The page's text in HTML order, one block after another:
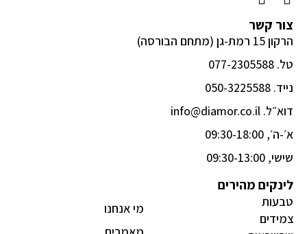
a
c
e
b
o
o
k
f
n
s
t
a
g
r
a
צור קשר
הרקון 15 רמת-גן (מתחם הבורסה)
טל. 077-2305588
נייד. 050-3225588
דוא״ל. info@diamor.co.il
א׳-ה׳, 09:30-18:00
שישי, 09:30-13:00
מי אנחנו
לינקים מהירים
טבעות
צמידים